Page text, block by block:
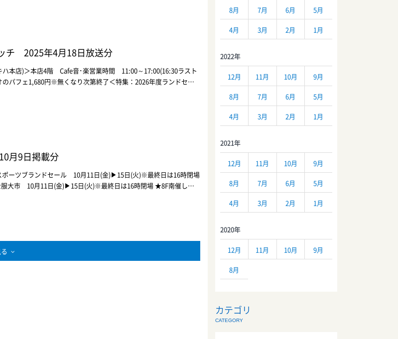
チ 2025年4月18日放送分
ハ本店)＞本店4階 Cafe音･楽営業時間 11:00～17:00(16:30ラスト
パフェ1,680円※無くなり次第終了＜特集：2026年度ランドセル
インフィオラータ(カラー：ベージュ ロサ)115,500円羅羅屋サンリ
円ランドセル工房 生田オーダーランドセル Basic74,800円かぶ
1,210円・150mL 1,980円キッドブルーストライプギンガ
ルーストライプギンガム パジャマ17,600円キッドブルーグレイ
ローヤルゼリー+GABA60粒入 2,700円
月9日掲載分
ポーツブランドセール 10月11日(金)▶︎15日(火)※最終日は16時閉場
大市 10月11日(金)▶︎15日(火)※最終日は16時閉場 ★8F南催し場
バーゲン 10月10日(木)▶︎15日(火)※最終日は16時閉場 ★6Fベビ
ドメゾピアノ、クレードスコープ、センスオブワンダー、メゾピ
8月 7月 6月 5月
4月 3月 2月 1月
2022年
12月 11月 10月 9月
8月 7月 6月 5月
4月 3月 2月 1月
2021年
12月 11月 10月 9月
8月 7月 6月 5月
4月 3月 2月 1月
2020年
12月 11月 10月 9月
8月
カテゴリ
CATEGORY